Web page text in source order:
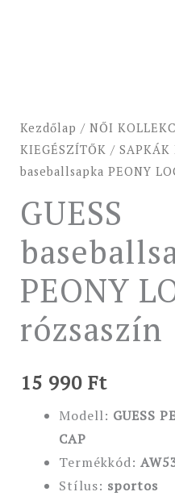
Kezdőlap / NŐI
KIEGÉSZÍTŐK / SAPKÁK
baseballsapka PEONY
GUESS
PEONY
rózsaszín
15 990 Ft
Modell: GUESS
CAP
Termékkód:
Stílus: sportos